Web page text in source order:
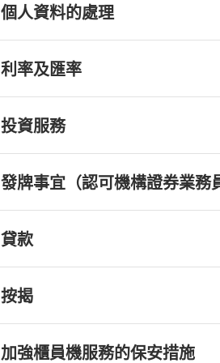
個人資料的處理
利率及匯率
投資服務
發牌事宜（認可機構證券業務
貸款
按揭
加強櫃員機服務的保安措施